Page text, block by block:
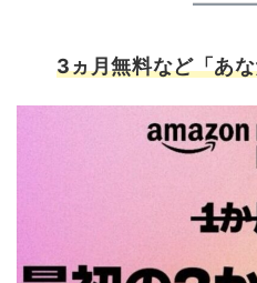
3ヵ月無料など「あ